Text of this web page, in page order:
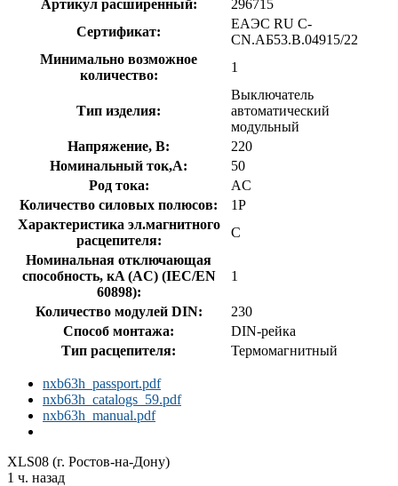
Артикул расширенный:
296715
Сертификат:
ЕАЭС RU С-
CN.АБ53.В.04915/22
Минимально возможное
количество:
1
Тип изделия:
Выключатель
автоматический
модульный
Напряжение, В:
220
Номинальный ток,А:
50
Род тока:
AC
Количество силовых полюсов:
1P
Характеристика эл.магнитного
расцепителя:
C
Номинальная отключающая
способность, кA (AC) (IEC/EN
60898):
1
Количество модулей DIN:
230
Способ монтажа:
DIN-рейка
Тип расцепителя:
Термомагнитный
nxb63h_passport.pdf
nxb63h_catalogs_59.pdf
nxb63h_manual.pdf
XLS08 (г. Ростов-на-Дону)
1 ч. назад